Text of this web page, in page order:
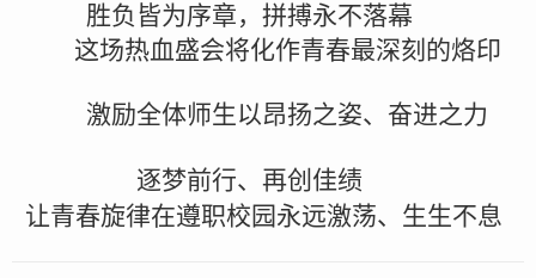
胜负皆为序章，拼搏永不落幕
这场热血盛会将化作青春最深刻的烙印
激励全体师生以昂扬之姿、奋进之力
逐梦前行、再创佳绩
让青春旋律在遵职校园永远激荡、生生不息